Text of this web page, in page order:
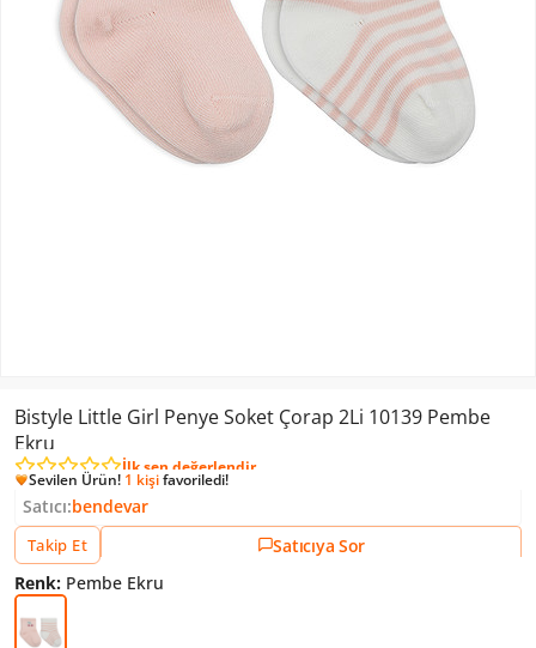
Bistyle Little Girl Penye Soket Çorap 2Li 10139 Pembe
Ekru
İlk sen değerlendir
Sevilen Ürün! 1 kişifavoriledi!
Sevilen Ürün!125
Sevilen Ürün!
Satıcı:bendevar
Takip Et
Satıcıya Sor
Renk: Pembe Ekru